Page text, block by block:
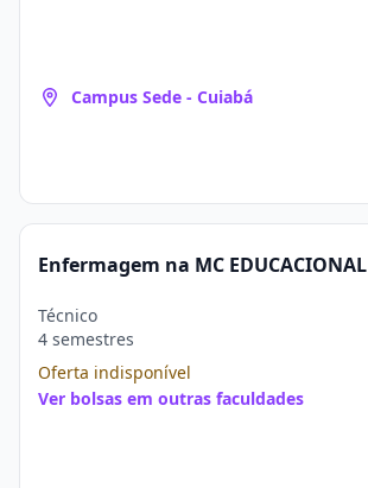
Campus Sede - Cuiabá
Enfermagem na MC EDUCACIONAL
Técnico
4 semestres
Oferta indisponível
Ver bolsas em outras faculdades